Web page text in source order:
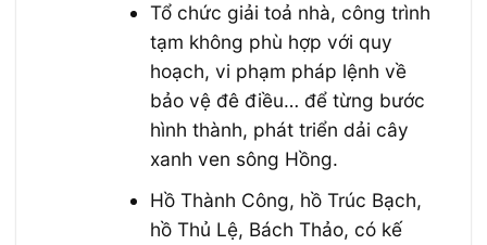
Tổ chức giải toả nhà, công trình
tạm không phù hợp với quy
hoạch, vi phạm pháp lệnh về
bảo vệ đê điều… để từng bước
hình thành, phát triển dải cây
xanh ven sông Hồng.
Hồ Thành Công, hồ Trúc Bạch,
hồ Thủ Lệ, Bách Thảo, có kế